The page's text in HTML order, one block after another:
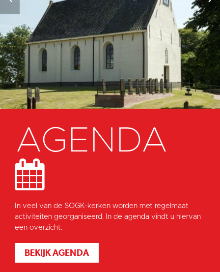
AGENDA
In veel van de SOGK-kerken worden met regelmaat
activiteiten georganiseerd. In de agenda vindt u hiervan
een overzicht.
BEKIJK AGENDA